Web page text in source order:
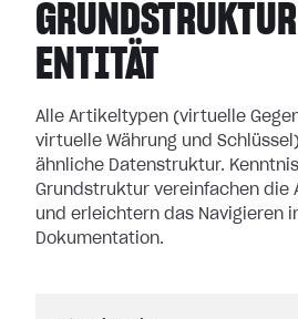
ENTITÄT
Alle Artikeltypen (virtuelle
virtuelle Währung und
ähnliche Datenstruktur.
Grundstruktur vereinfachen die
und erleichtern das Navigieren
Dokumentation.